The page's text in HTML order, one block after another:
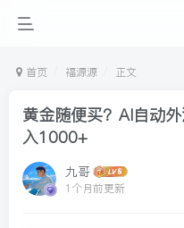
首页 福源源 正文
黄金随便买？AI自动
入1000+
九哥
1个月前更新